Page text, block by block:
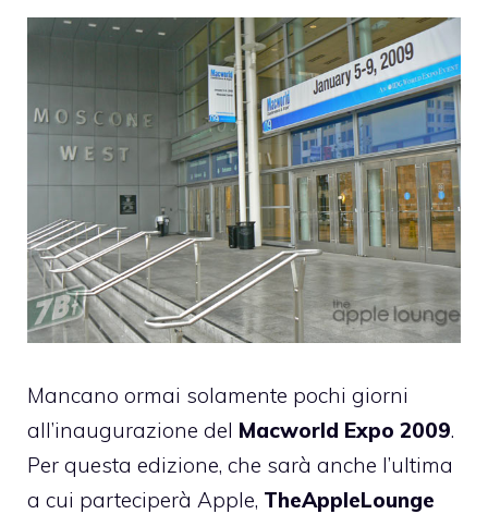
Mancano ormai solamente pochi giorni
all’inaugurazione del Macworld Expo 2009.
Per questa edizione, che sarà anche l’ultima
a cui parteciperà Apple, TheAppleLounge